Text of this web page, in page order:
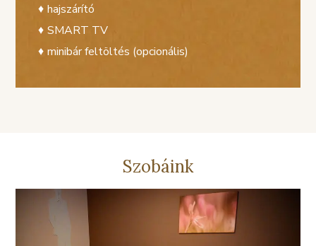
hajszárító
SMART TV
minibár feltöltés (opcionális)
Szobáink